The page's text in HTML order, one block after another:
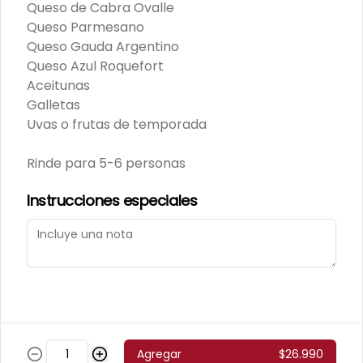
Local
Términos y condiciones
Política de privacidad
Redes sociales
Instagram
Mi cuenta
Pedir
Iniciar sesión
Queso de Cabra Ovalle
Queso Parmesano
Queso Gauda Argentino
Queso Azul Roquefort
Aceitunas
Galletas
Uvas o frutas de temporada
Rinde para 5-6 personas
Instrucciones especiales
Agregar $26.990